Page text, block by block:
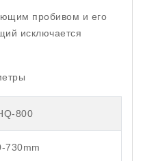
пробивом и его
исключается
800
730mm